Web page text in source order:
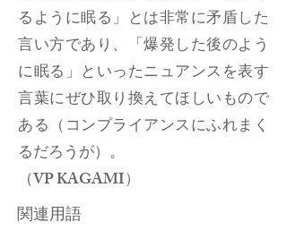
るように眠る」とは非常に矛盾した
言い方であり、「爆発した後のよう
に眠る」といったニュアンスを表す
言葉にぜひ取り換えてほしいもので
ある（コンプライアンスにふれまく
るだろうが）。
​（VP KAGAMI）
関連用語